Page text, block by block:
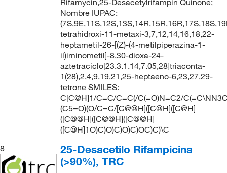
Rifamycin,25-Desacetylrifampin Quinone;
Nombre IUPAC:
tetrahidroxi-11-metaxi-3,7,12,14,16,18,22-
heptametil-26-[(Z)-(4-metilpiperazina-1-
il)iminometil]-8,30-dioxa-24-
aztetraciclo[23.3.1.14,7.05,28]triaconta-
1(28),2,4,9,19,21,25-heptaeno-6,23,27,29-
tetrone SMILES:
C[C@H]1/C=C/C=C(/C(=O)N=C2/
(C5=O)(O/C=C/[C@@H]([C@H]([C@H]
([C@@H]([C@@H]([C@@H]
([C@H]1O)C)O)C)O)C)OC)C)\C
8
25-Desacetilo Rifampicina
(>90%), TRC